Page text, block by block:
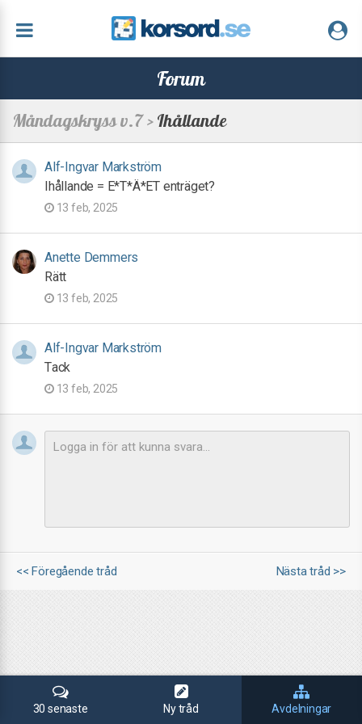
Forum
Måndagskryss v.7 >Ihållande
Alf-Ingvar Markström
Ihållande = E*T*Ä*ET enträget?
13 feb, 2025
Anette Demmers
Rätt
13 feb, 2025
Alf-Ingvar Markström
Tack
13 feb, 2025
<< Föregående tråd Nästa tråd >>
30 senaste Ny tråd Avdelningar